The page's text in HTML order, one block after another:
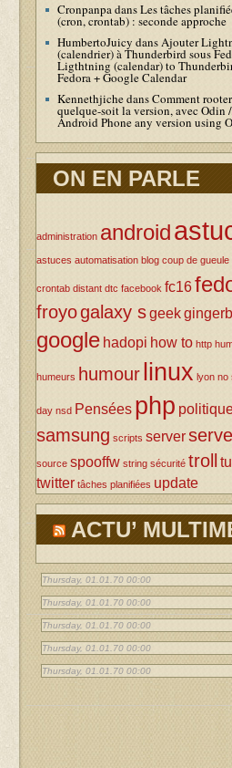
CronpanpadansLes tâches
(cron, crontab) : seconde approche
HumbertoJuicy dansAjouter
(calendrier) à Thunderbird sous
Ligthtning (calendar) to
Fedora + Google Calendar
KennethjichedansComment
quelque-soit la version, avec Odin
Android Phone any version using
ON EN PARLE
administration android
astuces automatisation blog coup de gueule
crontab distant dtc facebook fc16
froyogalaxy sgeek
google hadopi how to http
humeurs humourlinux lyon no
day nsd Pensées php
samsung scripts server
source spooffw string sécurité troll
twitter tâches planifiées update
ACTU’
Thursday, 01.01.70 00:00
Thursday, 01.01.70 00:00
Thursday, 01.01.70 00:00
Thursday, 01.01.70 00:00
Thursday, 01.01.70 00:00